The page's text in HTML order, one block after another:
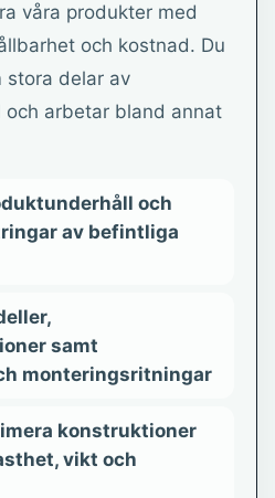
våra produkter med
och kostnad. Du
stora delar av
och arbetar bland annat
och
av befintliga
samt
monteringsritningar
konstruktioner
vikt och